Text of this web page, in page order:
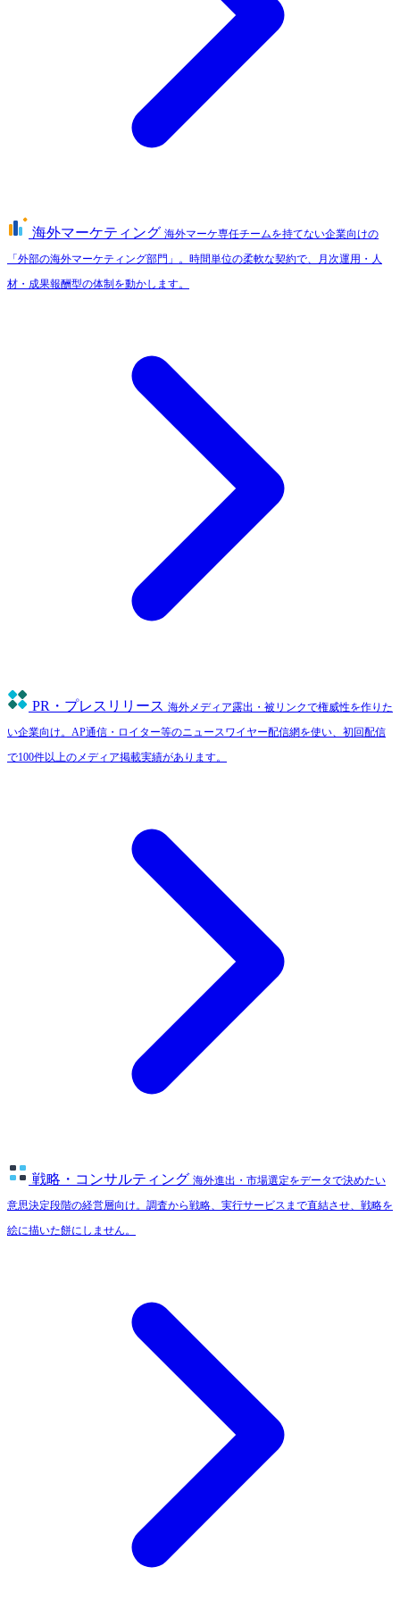
海外マーケティング 海外マーケ専任チームを持てない企業向けの
「外部の海外マーケティング部門」。時間単位の柔軟な契約で、月次運用・人
材・成果報酬型の体制を動かします。
PR・プレスリリース 海外メディア露出・被リンクで権威性を作りた
い企業向け。AP通信・ロイター等のニュースワイヤー配信網を使い、初回配信
で100件以上のメディア掲載実績があります。
戦略・コンサルティング 海外進出・市場選定をデータで決めたい
意思決定段階の経営層向け。調査から戦略、実行サービスまで直結させ、戦略を
絵に描いた餅にしません。